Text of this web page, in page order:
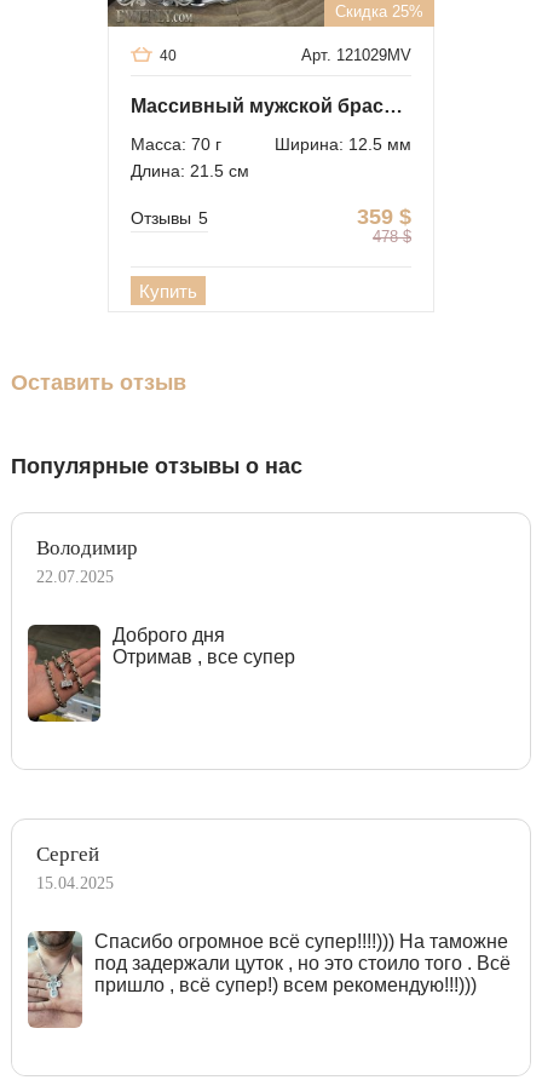
Скидка 25%
Арт. 121029MV
40
Массивный мужской браслет Фараон из серебра
Масса: 70 г
Ширина: 12.5 мм
Длина: 21.5 см
359 $
478 $
Отзывы 5
Купить
Оставить отзыв
Популярные отзывы о нас
Володимир
22.07.2025
Доброго дня
Отримав , все супер
Сергей
15.04.2025
Спасибо огромное всё супер!!!!))) На таможне
под задержали цуток , но это стоило того . Всё
пришло , всё супер!) всем рекомендую!!!)))